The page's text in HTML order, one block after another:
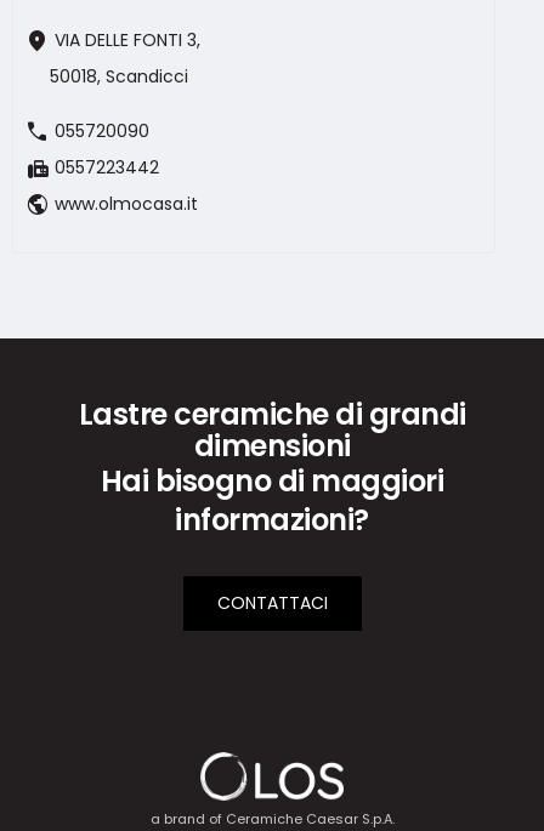
location_on VIA DELLE FONTI 3,
50018, Scandicci
call 055720090
fax 0557223442
public www.olmocasa.it
Lastre ceramiche di grandi
dimensioni
Hai bisogno di maggiori
informazioni?
CONTATTACI
a brand of Ceramiche Caesar S.p.A.